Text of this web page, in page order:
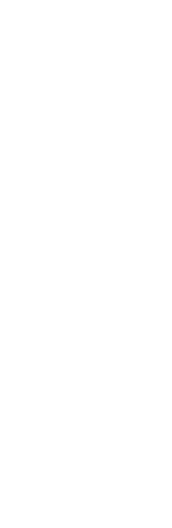
досягати поставленої мети шляхом
Тактильні чоловічки
Чоловічки Монтессорі: Тактильна
великих тактильних
навчальна іграшка, яка сприяє розвитку
відчуття кольорів та форм, навичок
рук і очей у дітей. Кожен чоловічок має
унікальну текстуру, що допомагає дітям
розвивати тактильні відчуття. Гра
оскільки діти можуть вигадувати
використовуючи цих чоловічків як
діти можуть створювати власні історії,
різних сценаріях та навіть
кожного кольору. Це сприяє їхньому
фантазії.Крім того, гра підтримує
оскільки вони можуть грати разом з
ідеями та спільно створюючи різні